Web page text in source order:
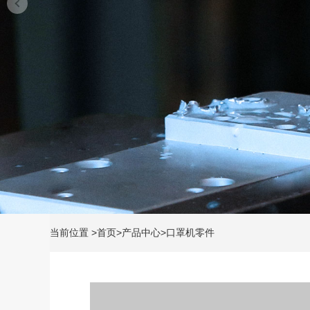
当前位置 >首页>产品中心>口罩机零件